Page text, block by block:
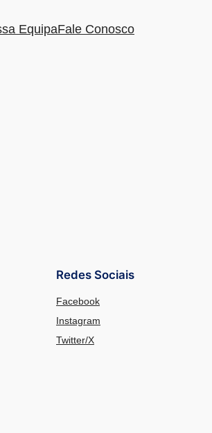
EquipaFale Conosco
Redes Sociais
Facebook
Instagram
Twitter/X